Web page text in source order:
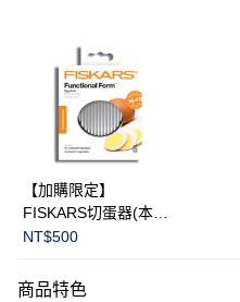
3 期 0 利率 每期
合作金庫商業銀行
華南商業銀行
上海商業儲蓄銀行
國泰世華商業銀行
臺灣中小企業銀行
匯豐（台灣）商業銀行
聯邦商業銀行
元大商業銀行
台新國際商業銀行
LINE Pay
Apple Pay
運送方式
黑貓宅急便
【加購限定】
FISKARS切蛋器(本商
品不提供破損保證)
NT$500
商品特色